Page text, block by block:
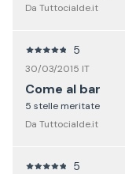
Da Tuttocialde.it
5
30/03/2015 IT
Come al bar
5 stelle meritate
Da Tuttocialde.it
5